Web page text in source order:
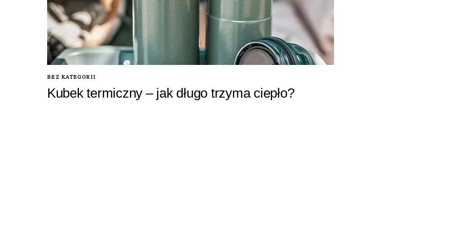
BEZ KATEGORII
Kubek termiczny – jak długo trzyma ciepło?